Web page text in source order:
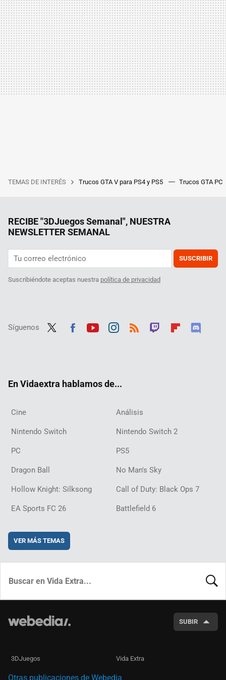
TEMAS DE INTERÉS Trucos GTA V para PS4 y PS5 Trucos GTA PC
RECIBE "3DJuegos Semanal", NUESTRA
NEWSLETTER SEMANAL
SUSCRIBIR
Suscribiéndote aceptas nuestra política de privacidad
Síguenos
En Vidaextra hablamos de...
Cine Análisis
Nintendo Switch Nintendo Switch 2
PC PS5
Dragon Ball No Man's Sky
Hollow Knight: Silksong Call of Duty: Black Ops 7
EA Sports FC 26 Battlefield 6
VER MÁS TEMAS
SUBIR
3DJuegos Vida Extra
Otras publicaciones de Webedia